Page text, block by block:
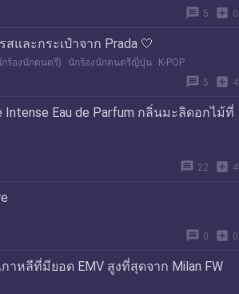
message 5 add_box 0
และกระเป๋าจาก Prada 🤍
กร้องนักดนตรี) นักร้องนักดนตรีญี่ปุ่น
K-POP
message 5 add_box 4
Intense Eau de Parfum กลิ่นมะลิดอกไม้ที่
message 22 add_box 4
message 0 add_box 0
าหลีที่มียอด EMV สูงที่สุดจาก Milan FW